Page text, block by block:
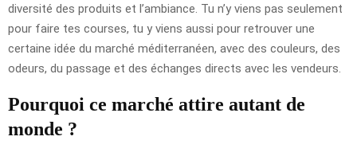
diversité des produits et l’ambiance. Tu n’y viens pas seulement
pour faire tes courses, tu y viens aussi pour retrouver une
certaine idée du marché méditerranéen, avec des couleurs, des
odeurs, du passage et des échanges directs avec les vendeurs.
Pourquoi ce marché attire autant de
monde ?